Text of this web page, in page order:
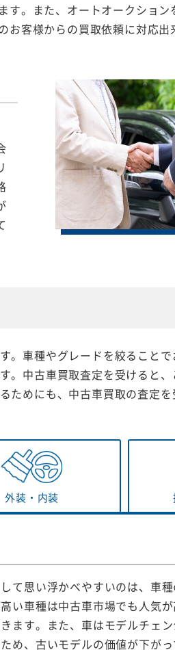
す。また、オートオークション
お客様からの買取依頼に対応出
。車種やグレードを絞ること
。中古車買取査定を受けると
ためにも、中古車買取の査定
外装・ 内装
て思い浮かべやすいのは、車
い車種は中古車市場でも人気
ます。また、車はモデルチェ
め、古いモデルの価値が下が